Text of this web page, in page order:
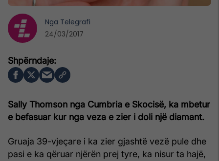
Sally Thomson nga Cumbria e Skocisë, ka mbetur
e befasuar kur nga veza e zier i doli një diamant.
Gruaja 39-vjeçare i ka zier gjashtë vezë pule dhe
pasi e ka qëruar njërën prej tyre, ka nisur ta hajë,
Nga Telegrafi
24/03/2017